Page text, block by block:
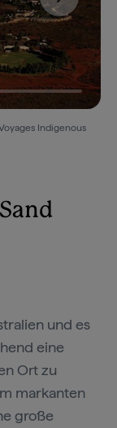
Indigenous
und es
eine
Ort zu
markanten
große